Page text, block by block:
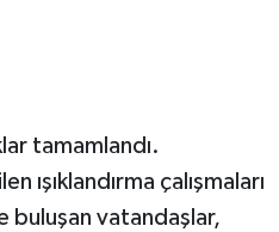
tamamlandı.
çalışmaları
buluşan vatandaşlar,